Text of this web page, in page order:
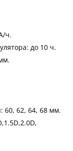
ч.
до 10 ч.
60, 62, 64, 68 мм.